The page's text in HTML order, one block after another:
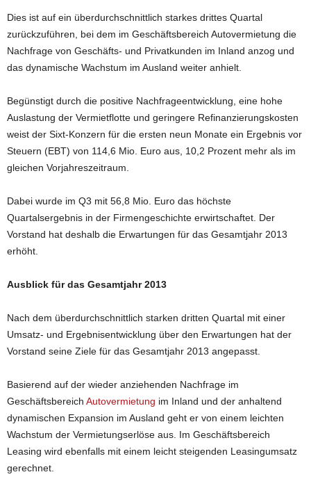
Dies ist auf ein überdurchschnittlich starkes drittes Quartal
zurückzuführen, bei dem im Geschäftsbereich Autovermietung die
Nachfrage von Geschäfts- und Privatkunden im Inland anzog und
das dynamische Wachstum im Ausland weiter anhielt.
Begünstigt durch die positive Nachfrageentwicklung, eine hohe
Auslastung der Vermietflotte und geringere Refinanzierungskosten
weist der Sixt-Konzern für die ersten neun Monate ein Ergebnis vor
Steuern (EBT) von 114,6 Mio. Euro aus, 10,2 Prozent mehr als im
gleichen Vorjahreszeitraum.
Dabei wurde im Q3 mit 56,8 Mio. Euro das höchste
Quartalsergebnis in der Firmengeschichte erwirtschaftet. Der
Vorstand hat deshalb die Erwartungen für das Gesamtjahr 2013
erhöht.
Ausblick für das Gesamtjahr 2013
Nach dem überdurchschnittlich starken dritten Quartal mit einer
Umsatz- und Ergebnisentwicklung über den Erwartungen hat der
Vorstand seine Ziele für das Gesamtjahr 2013 angepasst.
Basierend auf der wieder anziehenden Nachfrage im
Geschäftsbereich Autovermietung im Inland und der anhaltend
dynamischen Expansion im Ausland geht er von einem leichten
Wachstum der Vermietungserlöse aus. Im Geschäftsbereich
Leasing wird ebenfalls mit einem leicht steigenden Leasingumsatz
gerechnet.